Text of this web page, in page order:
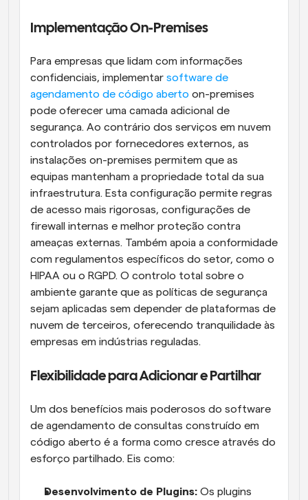
Implementação On-Premises
Para empresas que lidam com informações
confidenciais, implementar software de
agendamento de código aberto on-premises
pode oferecer uma camada adicional de
segurança. Ao contrário dos serviços em nuvem
controlados por fornecedores externos, as
instalações on-premises permitem que as
equipas mantenham a propriedade total da sua
infraestrutura. Esta configuração permite regras
de acesso mais rigorosas, configurações de
firewall internas e melhor proteção contra
ameaças externas. Também apoia a conformidade
com regulamentos específicos do setor, como o
HIPAA ou o RGPD. O controlo total sobre o
ambiente garante que as políticas de segurança
sejam aplicadas sem depender de plataformas de
nuvem de terceiros, oferecendo tranquilidade às
empresas em indústrias reguladas.
Flexibilidade para Adicionar e Partilhar
Um dos benefícios mais poderosos do software
de agendamento de consultas construído em
código aberto é a forma como cresce através do
esforço partilhado. Eis como:
Desenvolvimento de Plugins: Os plugins